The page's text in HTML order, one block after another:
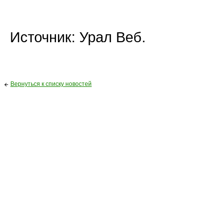
Источник: Урал Веб.
Вернуться к списку новостей